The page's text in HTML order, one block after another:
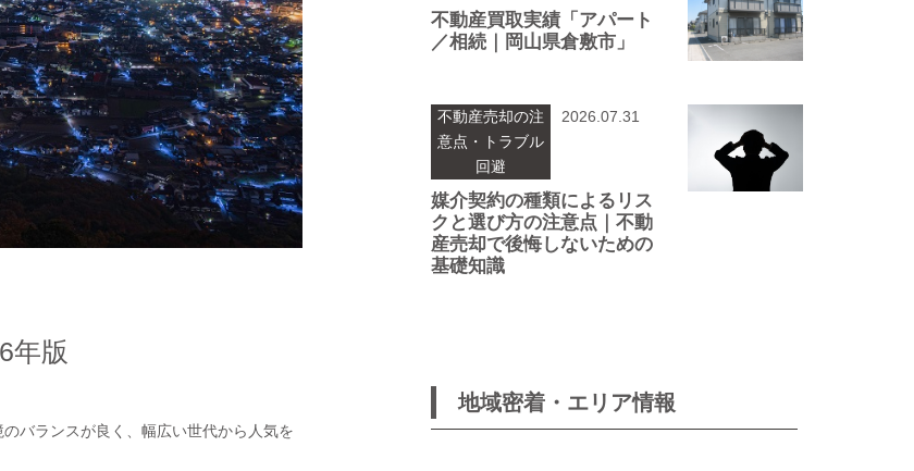
年版
バランスが良く、幅広い世代から人気を
不動産買取実績「アパート
／相続｜岡山県倉敷市」
不動産売却の注
意点・トラブル
回避
2026.07.31
媒介契約の種類によるリス
クと選び方の注意点｜不動
産売却で後悔しないための
基礎知識
地域密着・エリア情報